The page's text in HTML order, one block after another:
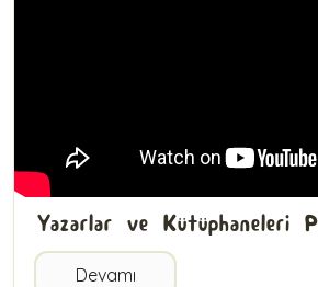
Yazarlar ve Kütüphaneleri
Devamı